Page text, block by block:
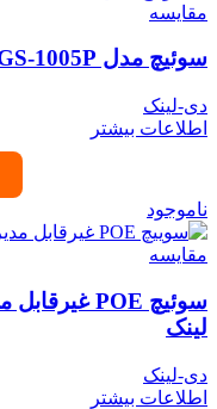
مقایسه
سوئیچ مدل DGS‑1005P دی-لینک
دی-لینک
اطلاعات بیشتر
ناموجود
مقایسه
لینک
دی-لینک
اطلاعات بیشتر